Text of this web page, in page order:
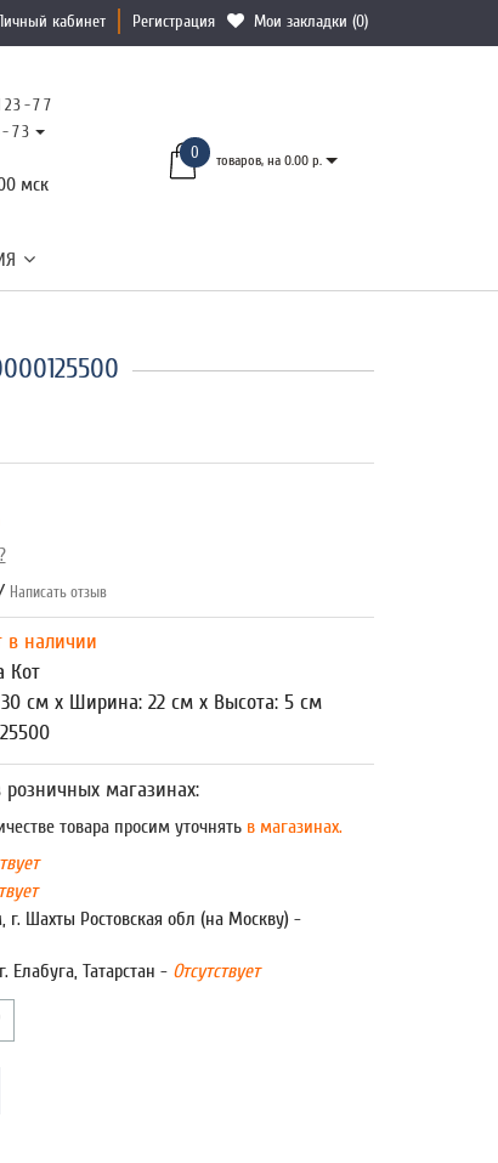
кабинет Регистрация Мои закладки (0)
77
73
мск
0 товаров, на 0.00 р.
Написать отзыв
в наличии
Кот
см x Ширина: 22 см x Высота: 5 см
магазинах:
товара просим уточнятьв магазинах.
г. Шахты Ростовская обл (на Москву) -
Елабуга, Татарстан - Отсутствует